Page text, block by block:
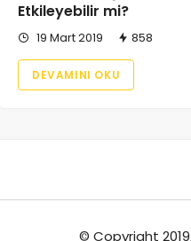
Etkileyebilir mi?
19 Mart 2019 858
DEVAMINI OKU
© Copyright 2019,